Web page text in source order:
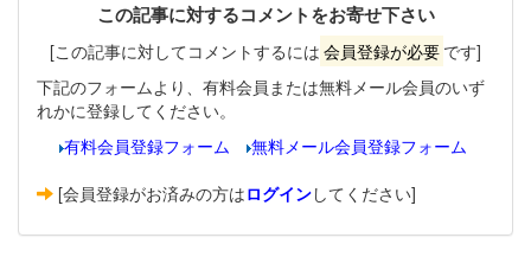
この記事に対するコメントをお寄せ下さい
[この記事に対してコメントするには 会員登録が必要 です]
下記のフォームより、有料会員または無料メール会員のいず
れかに登録してください。
有料会員登録フォーム
無料メール会員登録フォーム
[会員登録がお済みの方はログインしてください]